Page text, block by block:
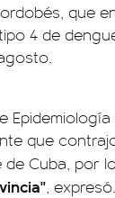
que
4 de
que
de Cuba, por
, expresó.